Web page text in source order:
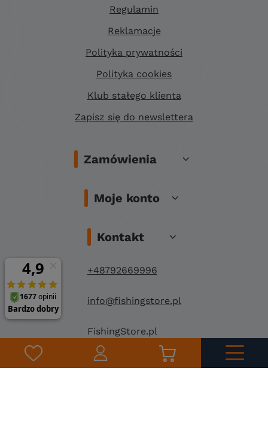
Regulamin
Reklamacje
Polityka prywatności
Polityka cookies
Klub stałego klienta
Zapisz się do newslettera
Zamówienia
Moje konto
Kontakt
+48792669996
info@fishingstore.pl
FishingStore.pl
Kuznocin 1